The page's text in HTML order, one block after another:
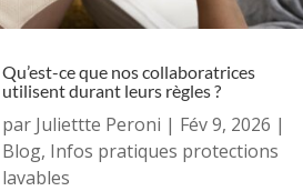
Qu’est-ce que nos collaboratrices
utilisent durant leurs règles ?
par Juliettte Peroni | Fév 9, 2026 |
Blog, Infos pratiques protections
lavables